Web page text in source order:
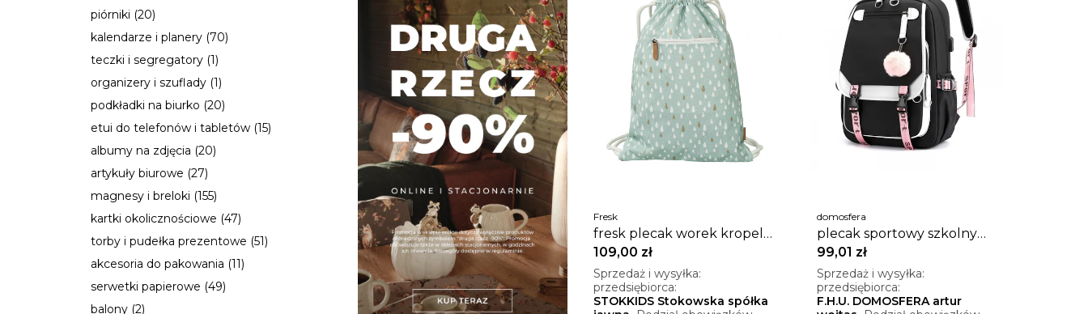
piórniki (20)
kalendarze i planery (70)
teczki i segregatory (1)
organizery i szuflady (1)
podkładki na biurko (20)
etui do telefonów i tabletów (15)
albumy na zdjęcia (20)
artykuły biurowe (27)
magnesy i breloki (155)
kartki okolicznościowe (47)
torby i pudełka prezentowe (51)
akcesoria do pakowania (11)
serwetki papierowe (49)
balony (2)
Fresk
fresk plecak worek kropelki
blue
109,00 zł
Sprzedaż i wysyłka:
przedsiębiorca:
STOKKIDS Stokowska spółka
domosfera
plecak sportowy szkolny
uniwersalny z brelokiem i
usb pl156cz
99,01 zł
Sprzedaż i wysyłka:
przedsiębiorca:
F.H.U. DOMOSFERA artur